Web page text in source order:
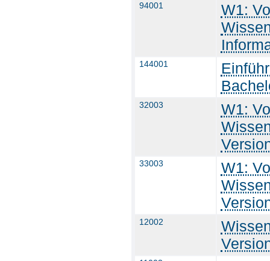
94001
W1:
144001
32003
W1:
33003
W1:
12002